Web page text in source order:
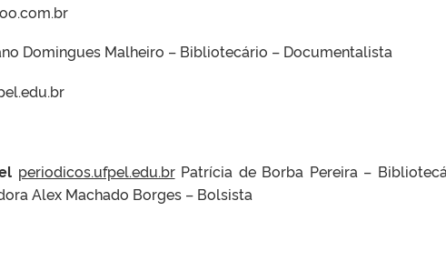
Domingues Malheiro – Bibliotecário – Documentalista
periodicos.ufpel.edu.brPatrícia de Borba Pereira –
Alex Machado Borges – Bolsista